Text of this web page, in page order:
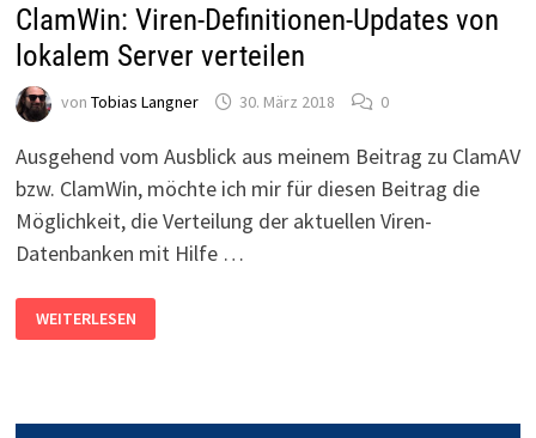
ClamWin: Viren-Definitionen-Updates von
lokalem Server verteilen
von Tobias Langner 30. März 2018 0
Ausgehend vom Ausblick aus meinem Beitrag zu ClamAV
bzw. ClamWin, möchte ich mir für diesen Beitrag die
Möglichkeit, die Verteilung der aktuellen Viren-
Datenbanken mit Hilfe …
CLAMWIN:
VIREN-
DEFINITIONEN-
VERTEILEN
WEITERLESEN